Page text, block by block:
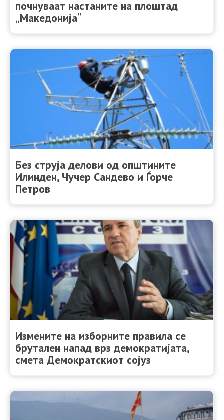
почнуваат настаните на плоштад
„Македонија“
Без струја делови од општините
Илинден, Чучер Сандево и Ѓорче
Петров
Измените на изборните правила се
брутален напад врз демократијата,
смета Демократскиот сојуз